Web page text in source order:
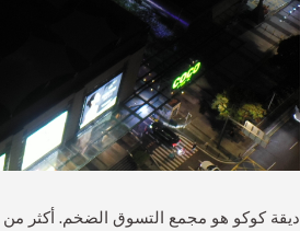
ديقة كوكو هو مجمع التسوق الضخم. أكثر